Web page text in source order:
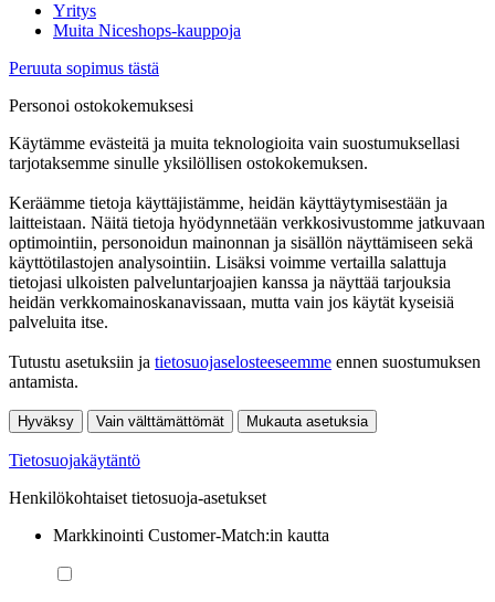
Yritys
Muita Niceshops-kauppoja
Peruuta sopimus tästä
Personoi ostokokemuksesi
Käytämme evästeitä ja muita teknologioita vain suostumuksellasi
tarjotaksemme sinulle yksilöllisen ostokokemuksen.
Keräämme tietoja käyttäjistämme, heidän käyttäytymisestään ja
laitteistaan. Näitä tietoja hyödynnetään verkkosivustomme jatkuvaan
optimointiin, personoidun mainonnan ja sisällön näyttämiseen sekä
käyttötilastojen analysointiin. Lisäksi voimme vertailla salattuja
tietojasi ulkoisten palveluntarjoajien kanssa ja näyttää tarjouksia
heidän verkkomainoskanavissaan, mutta vain jos käytät kyseisiä
palveluita itse.
Tutustu asetuksiin ja tietosuojaselosteeseemme ennen suostumuksen
antamista.
Hyväksy Vain välttämättömät Mukauta asetuksia
Tietosuojakäytäntö
Henkilökohtaiset tietosuoja-asetukset
Markkinointi Customer-Match:in kautta